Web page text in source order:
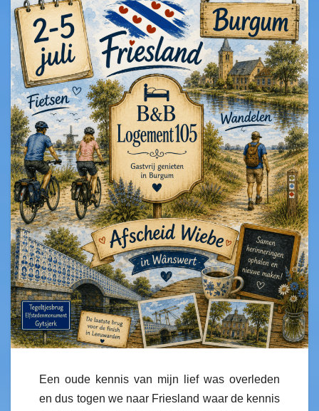
Een oude kennis van mijn lief was overleden
en dus togen we naar Friesland waar de kennis